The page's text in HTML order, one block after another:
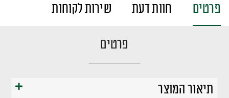
פרטים חוות דעת שירות לקוחות
פרטים
תיאור המוצר